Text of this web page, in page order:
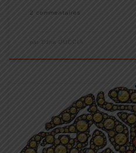
2 commentaires
Edna GUCCIA
Un test pour mesurer votre
L'intelligence émotionnelle c'est